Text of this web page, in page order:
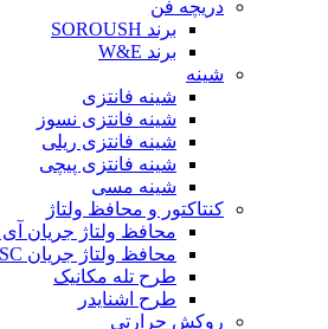
دریچه فن
برند SOROUSH
برند W&E
شینه
شینه فانتزی
شینه فانتزی نسوز
شینه فانتزی ریلی
شینه فانتزی پیچی
شینه مسی
کنتاکتور و محافظ ولتاژ
محافظ ولتاژ جریان
محافظ ولتاژ جریان NSC
طرح تله مکانیک
طرح اشنایدر
روکش حرارتی